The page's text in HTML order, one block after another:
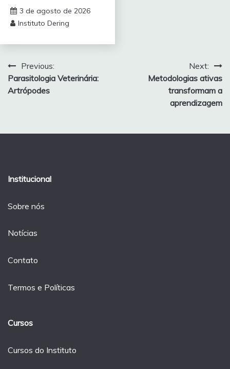
3 de agosto de 2026
Instituto Dering
Navegação
de
Previous:
Parasitologia Veterinária:
Artrópodes
Next:
Metodologias ativas
transformam a
aprendizagem
Institucional
Sobre nós
Notícias
Contato
Termos e Políticas
Cursos
Cursos do Instituto